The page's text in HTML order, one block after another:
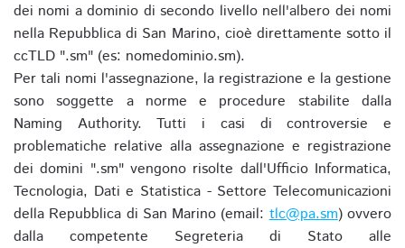
dei nomi a dominio di secondo livello nell'albero dei nomi
nella Repubblica di San Marino, cioè direttamente sotto il
ccTLD ".sm" (es: nomedominio.sm).
Per tali nomi l'assegnazione, la registrazione e la gestione
sono soggette a norme e procedure stabilite dalla
Naming Authority. Tutti i casi di controversie e
problematiche relative alla assegnazione e registrazione
dei domini ".sm" vengono risolte dall'Ufficio Informatica,
Tecnologia, Dati e Statistica - Settore Telecomunicazioni
della Repubblica di San Marino (email:tlc@pa.sm) ovvero
dalla competente Segreteria di Stato alle